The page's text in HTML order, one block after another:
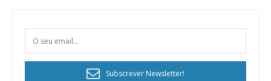
Subscrever Newsletter!